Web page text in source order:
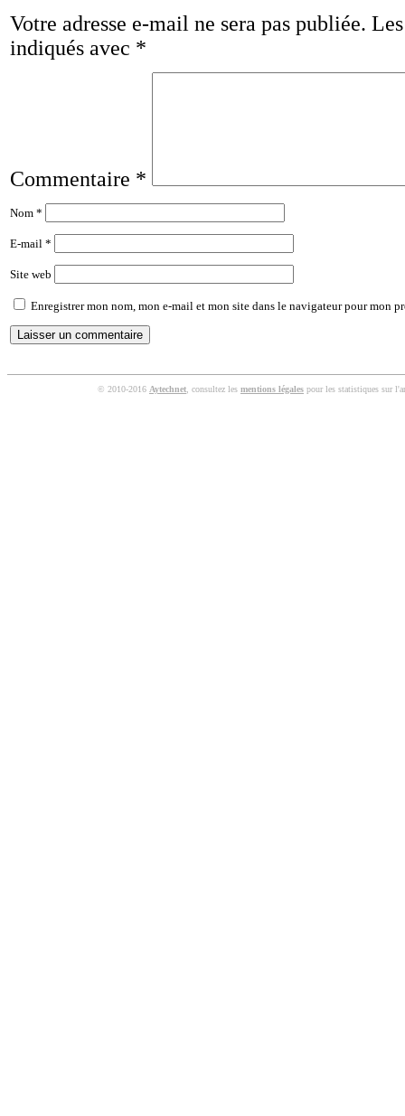
Votre adresse e-mail ne sera pas publiée.
indiqués avec *
Commentaire *
Nom *
E-mail *
Site web
Enregistrer mon nom, mon e-mail et mon site dans le navigateur pour mon
© 2010-2016 Aytechnet , consultez les mentions légales pour les statistiques sur